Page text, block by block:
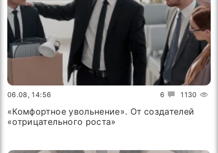
6 1130
06.08, 14:56
«Комфортное увольнение». От создателей
«отрицательного роста»